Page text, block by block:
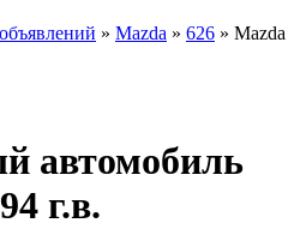
» Mazda » 626 » Mazda
автомобиль
г.в.